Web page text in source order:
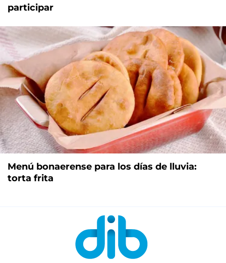
participar
Menú bonaerense para los días de lluvia:
torta frita